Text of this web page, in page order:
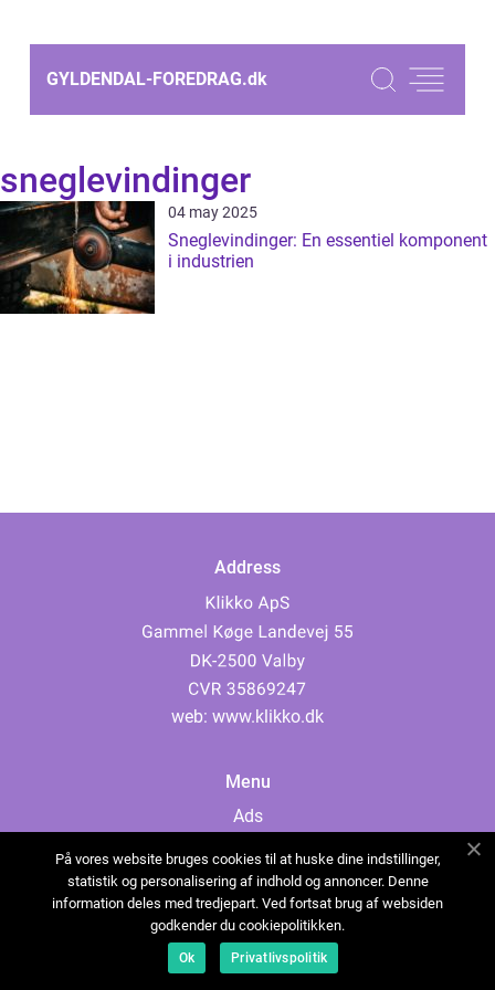
GYLDENDAL-FOREDRAG.dk
sneglevindinger
04 may 2025
Sneglevindinger: En essentiel komponent
i industrien
Address
web: www.klikko.dk
Menu
Ads
Cookies
Contact
Sitemap
På vores website bruges cookies til at huske dine indstillinger,
statistik og personalisering af indhold og annoncer. Denne
information deles med tredjepart. Ved fortsat brug af websiden
godkender du cookiepolitikken.
Ok Privatlivspolitik